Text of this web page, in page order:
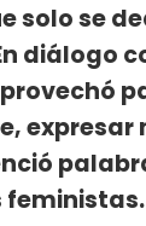
solo se
diálogo
expresar
feministas.